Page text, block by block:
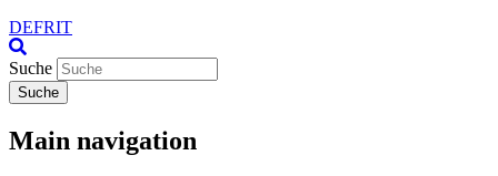
DEFRIT
Suche
Suche
Main navigation